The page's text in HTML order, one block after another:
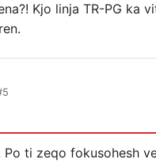
Kjo linja TR-PG ka
Po ti zeqo fokusohesh